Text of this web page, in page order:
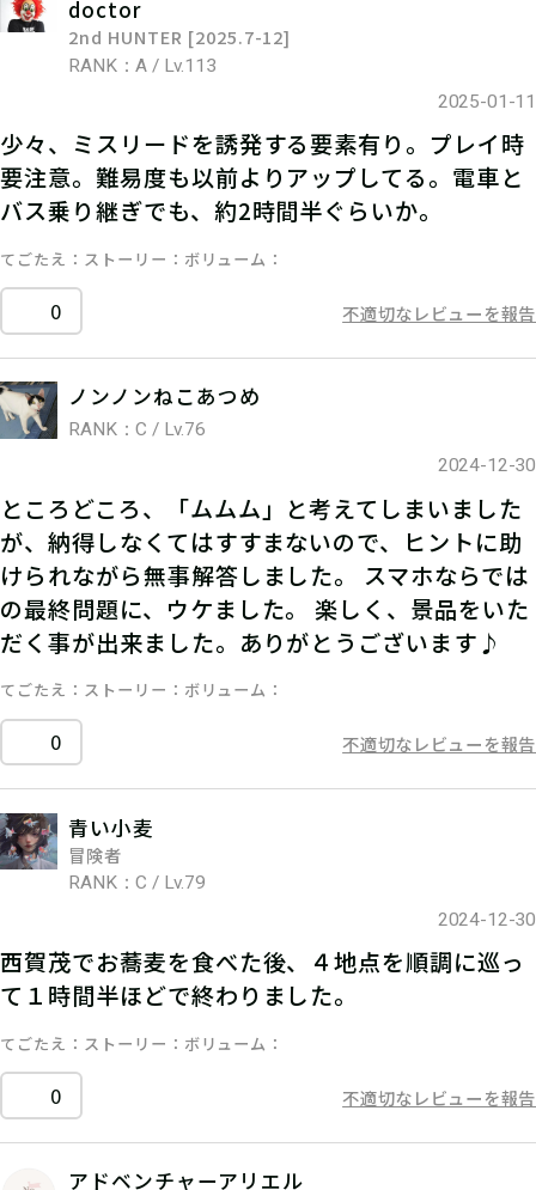
doctor
2nd HUNTER [2025.7-12]
RANK：A / Lv.113
2025-01-11
少々、ミスリードを誘発する要素有り。プレイ時
要注意。難易度も以前よりアップしてる。電車と
バス乗り継ぎでも、約2時間半ぐらいか。
てごたえ ストーリー ボリューム
0 不適切なレビューを報告
ノンノンねこあつめ
RANK：C / Lv.76
2024-12-30
ところどころ、「ムムム」と考えてしまいました
が、納得しなくてはすすまないので、ヒントに助
けられながら無事解答しました。 スマホならでは
の最終問題に、ウケました。 楽しく、景品をいた
だく事が出来ました。ありがとうございます♪
てごたえ ストーリー ボリューム
0 不適切なレビューを報告
青い小麦
冒険者
RANK：C / Lv.79
2024-12-30
西賀茂でお蕎麦を食べた後、４地点を順調に巡っ
て１時間半ほどで終わりました。
てごたえ ストーリー ボリューム
0 不適切なレビューを報告
アドベンチャーアリエル